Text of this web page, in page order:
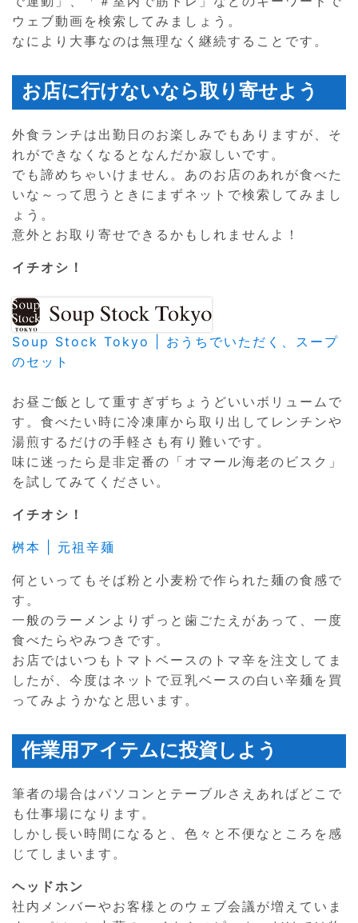
ウェブ動画を検索してみましょう。
なにより大事なのは無理なく継続することです。
お店に行けないなら取り寄せよう
外食ランチは出勤日のお楽しみでもありますが、そ
れができなくなるとなんだか寂しいです。
でも諦めちゃいけません。あのお店のあれが食べた
いな～って思うときにまずネットで検索してみまし
ょう。
意外とお取り寄せできるかもしれませんよ！
イチオシ！
Soup Stock Tokyo | おうちでいただく、スープ
のセット
お昼ご飯として重すぎずちょうどいいボリュームで
す。食べたい時に冷凍庫から取り出してレンチンや
湯煎するだけの手軽さも有り難いです。
味に迷ったら是非定番の「オマール海老のビスク」
を試してみてください。
イチオシ！
桝本 | 元祖辛麺
何といってもそば粉と小麦粉で作られた麺の食感で
す。
一般のラーメンよりずっと歯ごたえがあって、一度
食べたらやみつきです。
お店ではいつもトマトベースのトマ辛を注文してま
したが、今度はネットで豆乳ベースの白い辛麺を買
ってみようかなと思います。
作業用アイテムに投資しよう
筆者の場合はパソコンとテーブルさえあればどこで
も仕事場になります。
しかし長い時間になると、色々と不便なところを感
じてしまいます。
ヘッドホン
社内メンバーやお客様とのウェブ会議が増えていま